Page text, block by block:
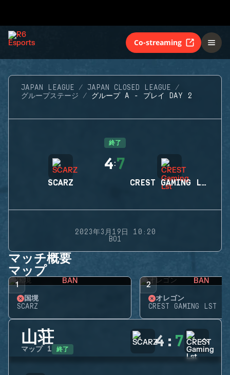
Co-streaming
JAPAN LEAGUE
JAPAN CLOSED LEAGUE
グループステージ
グループ A - プレイ DAY 2
終了
SCARZ
4:7
CREST GAMING LST
2023年3月19日 10:20
BO1
マッチ概要
マップ
1 BAN
国境
SCARZ
2 BAN
オレゴン
CREST GAMING LST
山荘
マップ 1 終了 4 : 7